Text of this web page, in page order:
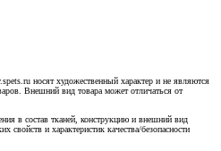
носят художественный характер и не являются
Внешний вид товара может отличаться от
в состав тканей, конструкцию и внешний вид
свойств и характеристик качества/безопасности